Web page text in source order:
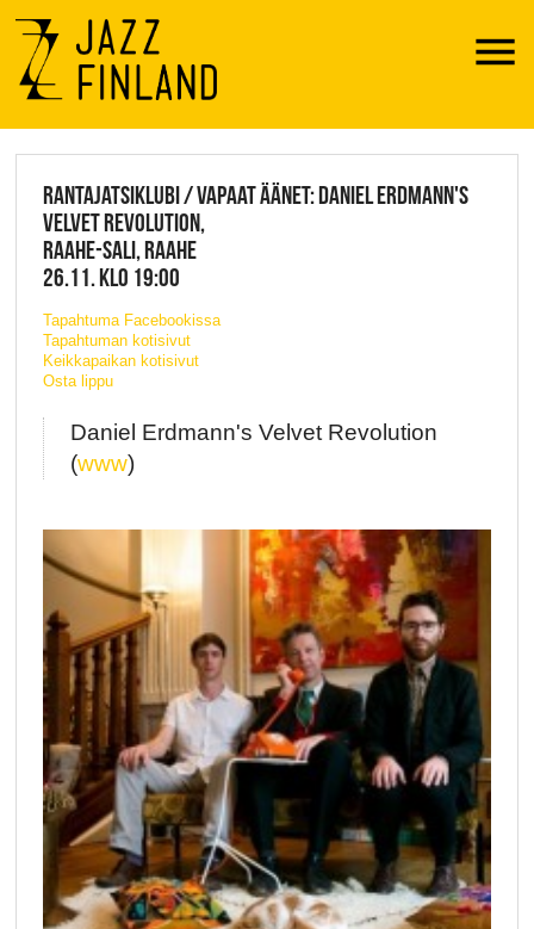
Menu
JAZZ FINLAND LIVE
RANTAJATSIKLUBI / VAPAAT ÄÄNET: DANIEL ERDMANN'S
VELVET REVOLUTION,
RAAHE-SALI, RAAHE
26.11. KLO 19:00
Tapahtuma Facebookissa
Tapahtuman kotisivut
Keikkapaikan kotisivut
Osta lippu
Daniel Erdmann's Velvet Revolution
(www)